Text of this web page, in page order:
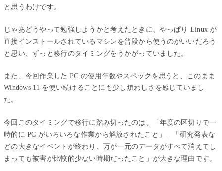
と思うわけです。
じゃあどうやって勉強しようかと考えたときに、やっぱり Linux が
直接インストールされているマシンを普段から使うのがいいだろう
と思い、ずっと移行のタイミングをうかがっていました。
また、今回作業した PC の使用年数やスペックを思うと、このまま
Windows 11 を使い続けることにも少し煩わしさを感じていまし
た。
今回このタイミングで移行に踏み切ったのは、「年度の区切りで一
時的に PC がいろいろな作業から解放されたこと」、「研究発表な
どの大きなイベントが終わり、万が一元のデータがすべて消えてし
まっても被害が比較的少ない時期だったこと」が大きな理由です。